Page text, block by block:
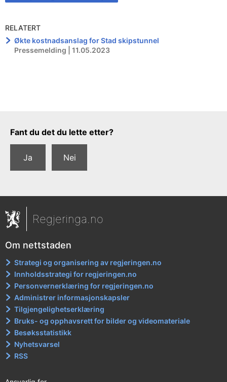
RELATERT
Økte kostnadsanslag for Stad skipstunnel
Pressemelding | 11.05.2023
Tilbakemeldingsskjema
Fant du det du lette etter?
Ja Nei
Regjeringa.no
Om nettstaden
Strategi og organisering av regjeringen.no
Innholdsstrategi for regjeringen.no
Personvernerklæring for regjeringen.no
Administrer informasjonskapsler
Tilgjengelighetserklæring
Bruks- og opphavsrett for bilder og videomateriale
Besøksstatistikk
Nyhetsvarsel
RSS